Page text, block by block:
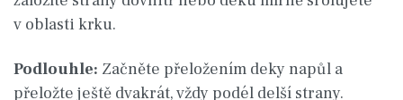
v oblasti krku.
Podlouhle: Začněte přeložením deky napůl a
přeložte ještě dvakrát, vždy podél delší strany.